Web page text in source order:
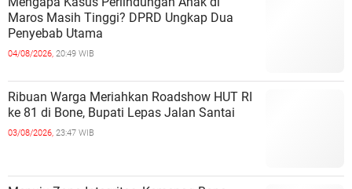
Maros Masih Tinggi? DPRD Ungkap Dua
Penyebab Utama
04/08/2026, 20:49 WIB
Ribuan Warga Meriahkan Roadshow HUT RI
ke 81 di Bone, Bupati Lepas Jalan Santai
03/08/2026, 23:47 WIB